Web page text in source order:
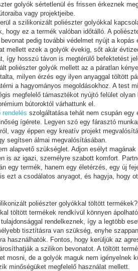
golyók sértetlenül és frissen érkeznek
vagy projektjeibe.
a szilikonizált poliészter golyókkal
hogy ez a termék valóban időtálló. A
pedig további védelmet nyújt a kopás
mellett ezek a golyók évekig, sőt akár
így hosszú távon is megtérülő befektetést
poliészter golyók mellett az a páratlan
milyen érzés egy ilyen anyaggal töltött
a hagyományos megoldásokhoz. A test
megfelelő támasztékot nyújtó felület olyan
bútoroktól várhattunk el.
szolgáltatása tehát nem csupán egy
ígérete. Legyen szó egy fárasztó
vagy éppen egy kreatív projekt
segítsen álmai megvalósításában.
alapvető szükséglet. Adjon esélyt magának
is az igazi, személyre szabott komfort.
egy termék, hanem egy életérzés, egy új
ezt a csodálatos anyagot, és hagyja, hogy
poliészter golyókkal töltött termékek?
töltött termékek rendkívül könnyen
rendelkeznek, így a legtöbb
tisztításra van szükség, enyhe
használhatók. Fontos, hogy kerüljük az
a szilikon bevonatot. A töltött
mosni, de a golyók maguk nem igényelnek
minőségüket megfelelő használat mellett.